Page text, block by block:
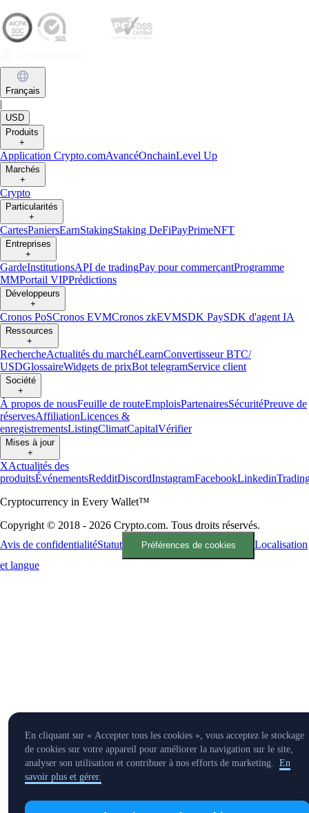
Français
|
USD
Produits
+
Application Crypto.comAvancéOnchainLevel Up
Marchés
+
Crypto
Particularités
+
CartesPaniersEarnStakingStaking DeFiPayPrimeNFT
Entreprises
+
GardeInstitutionsAPI de tradingPay pour commerçantProgramme
MMPortail VIPPrédictions
Développeurs
+
Cronos PoSCronos EVMCronos zkEVMSDK PaySDK d'agent IA
Ressources
+
RechercheActualités du marchéLearnConvertisseur BTC/
USDGlossaireWidgets de prixBot telegramService client
Société
+
À propos de nousFeuille de routeEmploisPartenairesSécuritéPreuve de
réservesAffiliationLicences &
enregistrementsListingClimatCapitalVérifier
Mises à jour
+
XActualités des
produitsÉvénementsRedditDiscordInstagramFacebookLinkedin
Cryptocurrency in Every Wallet™
Copyright © 2018 - 2026 Crypto.com. Tous droits réservés.
Avis de confidentialitéStatut Préférences de cookies
Localisation
et langue
En cliquant sur « Accepter tous les cookies », vous acceptez le stockage
de cookies sur votre appareil pour améliorer la navigation sur le site,
analyser son utilisation et contribuer à nos efforts de marketing. En
savoir plus et gérer.